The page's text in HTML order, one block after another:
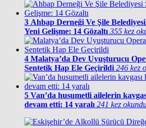
3 Ahbap Derneği Ve Şile
Yeni Gelişme: 14 Gözaltı 355 kez
4 Malatya’da Dev Uyuşturucu
Sentetik Hap Ele Geçirildi 246 kez
5 Van’da husumetli ailelerin
devam etti: 14 yaralı 241 kez